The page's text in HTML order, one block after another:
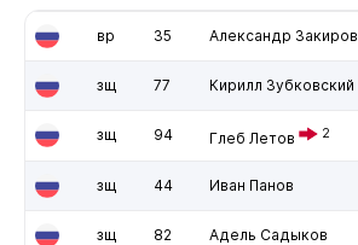
вр 35 Александр Закиров
зщ 77 Кирилл Зубковский
зщ 94 Глеб Летов 2
зщ 44 Иван Панов
зщ 82 Адель Садыков